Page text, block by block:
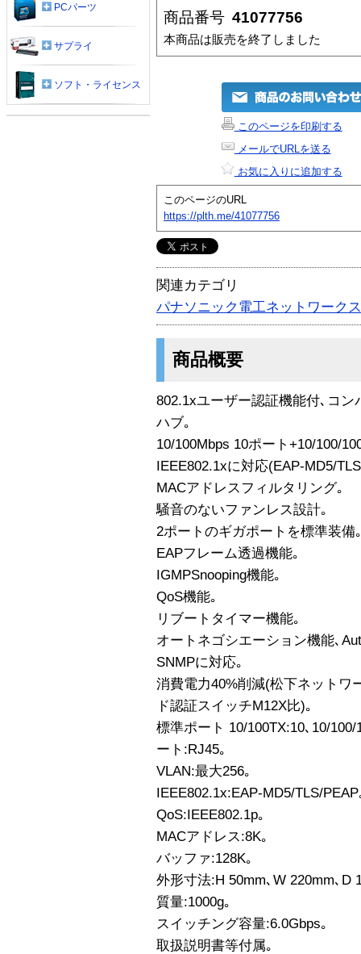
商品番号 41077756
本商品は販売を終了しました
このページを印刷する
メールでURLを送る
お気に入りに追加する
このページのURL
https://plth.me/41077756
関連カテゴリ
パナソニック電工ネットワークス
商品概要
802.1xユーザー認証機能付､コ
ハブ｡
10/100Mbps 10ポート+10/100/
IEEE802.1xに対応(EAP-MD5/
MACアドレスフィルタリング｡
騒音のないファンレス設計｡
2ポートのギガポートを標準装備
EAPフレーム透過機能｡
IGMPSnooping機能｡
QoS機能｡
リブートタイマー機能｡
オートネゴシエーション機能､
SNMPに対応｡
消費電力40%削減(松下ネットワ
ド認証スイッチM12X比)｡
標準ポート 10/100TX:10､10/
ート:RJ45｡
VLAN:最大256｡
IEEE802.1x:EAP-MD5/TLS/PEAP
QoS:IEEE802.1p｡
MACアドレス:8K｡
バッファ:128K｡
外形寸法:H 50mm､W 220mm､D
質量:1000g｡
スイッチング容量:6.0Gbps｡
取扱説明書等付属｡
PCパーツ
サプライ
ソフト・ライセンス